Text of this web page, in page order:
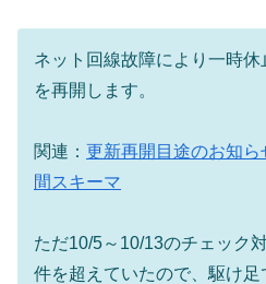
ネット回線故障により一時
を再開します。
関連： 更新再開目途のお知
間スキーマ
ただ10/5～10/13のチェック
件を超えていたので、駆け足